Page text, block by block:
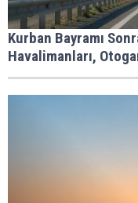
Kurban Bayramı
Havalimanları,